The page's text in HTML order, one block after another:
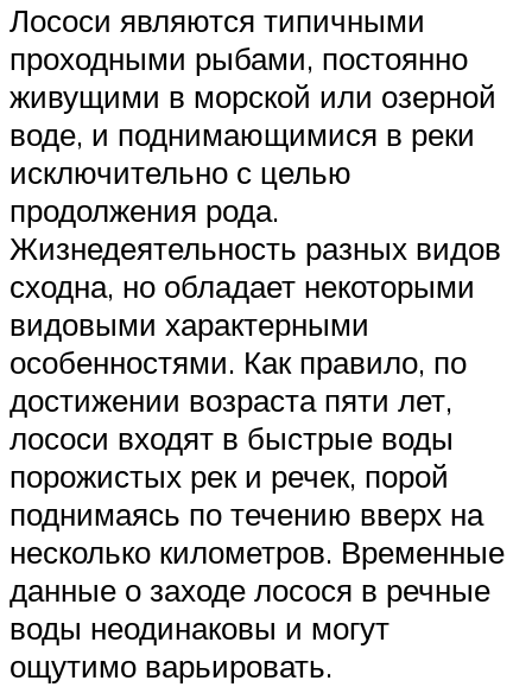
Лососи являются типичными
проходными рыбами, постоянно
живущими в морской или озерной
воде, и поднимающимися в реки
исключительно с целью
продолжения рода.
Жизнедеятельность разных видов
сходна, но обладает некоторыми
видовыми характерными
особенностями. Как правило, по
достижении возраста пяти лет,
лососи входят в быстрые воды
порожистых рек и речек, порой
поднимаясь по течению вверх на
несколько километров. Временные
данные о заходе лосося в речные
воды неодинаковы и могут
ощутимо варьировать.